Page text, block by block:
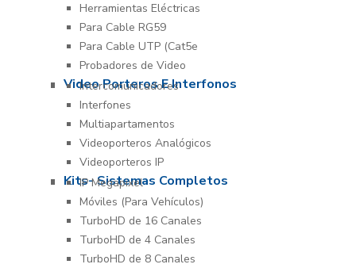
Herramientas Eléctricas
Para Cable RG59
Para Cable UTP (Cat5e
Probadores de Video
Video Porteros E Interfonos
Intercomunicadores
Interfones
Multiapartamentos
Videoporteros Analógicos
Videoporteros IP
Kits- Sistemas Completos
IP Megapixel
Móviles (Para Vehículos)
TurboHD de 16 Canales
TurboHD de 4 Canales
TurboHD de 8 Canales